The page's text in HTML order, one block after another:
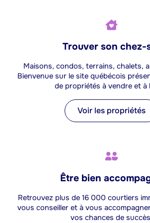
Trouver son chez-
Maisons, condos, terrains, chalets,
Bienvenue sur le site québécois
de propriétés à vendre et à
Voir les propriétés
Être bien
Retrouvez plus de 16 000 courtiers
vous conseiller et à vous
vos chances de